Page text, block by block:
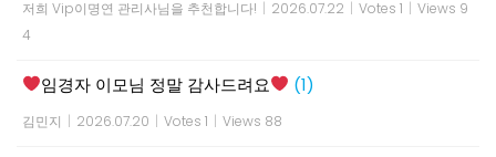
저희 Vip이명연 관리사님을 추천합니다! | 2026.07.22 | Votes 1 | Views 9
4
임경자 이모님 정말 감사드려요 (1)
김민지 | 2026.07.20 | Votes 1 | Views 88